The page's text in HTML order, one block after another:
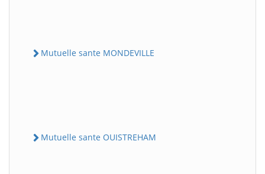
Mutuelle sante MONDEVILLE
Mutuelle sante OUISTREHAM